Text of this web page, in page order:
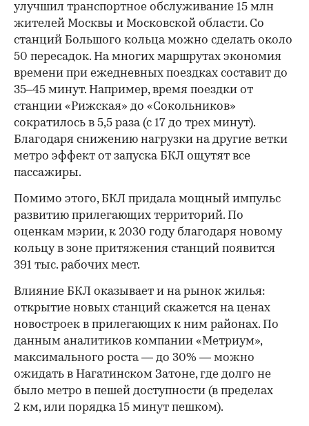
улучшил транспортное обслуживание 15 млн
жителей Москвы и Московской области. Со
станций Большого кольца можно сделать около
50 пересадок. На многих маршрутах экономия
времени при ежедневных поездках составит до
35–45 минут. Например, время поездки от
станции «Рижская» до «Сокольников»
сократилось в 5,5 раза (с 17 до трех минут).
Благодаря снижению нагрузки на другие ветки
метро эффект от запуска БКЛ ощутят все
пассажиры.
Помимо этого, БКЛ придала мощный импульс
развитию прилегающих территорий. По
оценкам мэрии, к 2030 году благодаря новому
кольцу в зоне притяжения станций появится
391 тыс. рабочих мест.
Влияние БКЛ оказывает и на рынок жилья:
открытие новых станций скажется на ценах
новостроек в прилегающих к ним районах. По
данным аналитиков компании «Метриум»,
максимального роста — до 30% — можно
ожидать в Нагатинском Затоне, где долго не
было метро в пешей доступности (в пределах
2 км, или порядка 15 минут пешком).